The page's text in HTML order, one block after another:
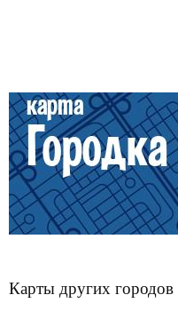
Карты других городов